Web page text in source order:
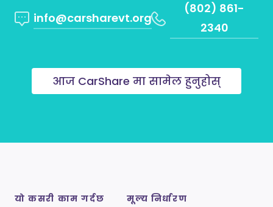
info@carsharevt.org
(802) 861-
2340
आज CarShare मा सामेल हुनुहोस्
यो कसरी काम गर्दछ मूल्य निर्धारण